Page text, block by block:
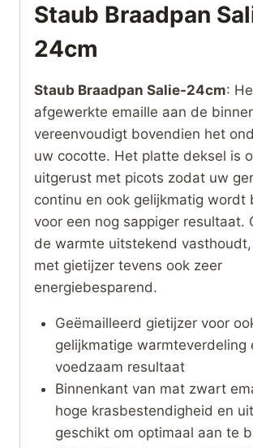
Staub Braadpan
24cm
Staub Braadpan Salie-24cm:
afgewerkte emaille aan de
vereenvoudigt bovendien het
uw cocotte. Het platte deksel is
uitgerust met picots zodat uw
continu en ook gelijkmatig wordt
voor een nog sappiger resultaat.
de warmte uitstekend
met gietijzer tevens ook zeer
energiebesparend.
Geëmailleerd gietijzer voor
gelijkmatige warmteverdeling
voedzaam resultaat
Binnenkant van mat zwart
hoge krasbestendigheid en
geschikt om optimaal aan te